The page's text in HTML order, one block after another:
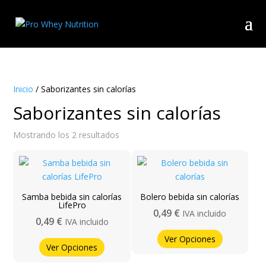
Inicio / Saborizantes sin calorías
Saborizantes sin calorías
Mostrando los 2 resultados
popularidad
Samba bebida sin calorías
LifePro
0,49 € IVA incluido
Ver Opciones
Bolero bebida sin calorías
0,49 € IVA incluido
Ver Opciones